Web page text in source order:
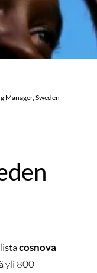
Manager, Sweden
cosnova
yli 800